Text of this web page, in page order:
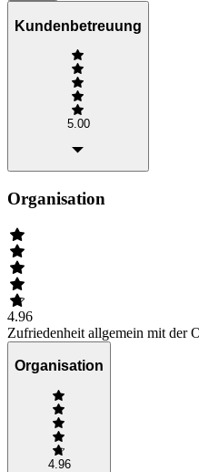
Kundenbetreuung
5.00
Organisation
4.96
Zufriedenheit allgemein mit der
Organisation
4.96